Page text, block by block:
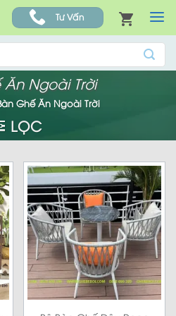
Tư Vấn
Ăn Ngoài Trời
Ghế Ăn Ngoài Trời
LỌC